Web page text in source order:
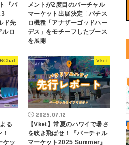
『バ
ド先
ルロ
メントが2度目のバーチャル
マーケット出展決定！パチス
ロ機種「アナザーゴッドハー
デス」をモチーフしたブース
を展開
る
ケッ
Vket
2025.07.12
【Vket】常夏のハワイで暑さ
を吹き飛ばせ！『バーチャル
マーケット2025 Summer』